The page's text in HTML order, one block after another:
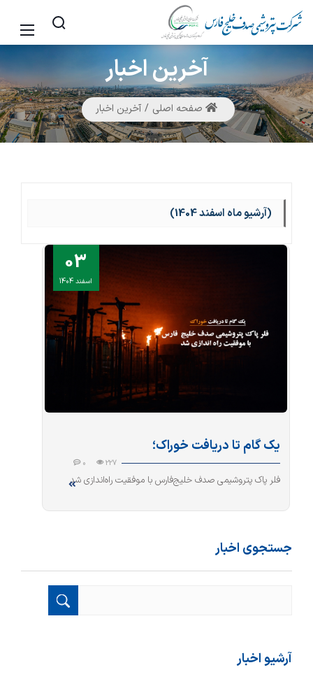
آخریناخبار
صفحه اصلی آخرین اخبار
(آرشیو ماه اسفند 1404)
03
اسفند 1404
یک گام تا دریافت خوراک؛
227
0
فلر پاک پتروشیمی صدف خلیج‌فارس با موفقیت راه‌اندازی شد
جستجوی اخبار
آرشیو اخبار